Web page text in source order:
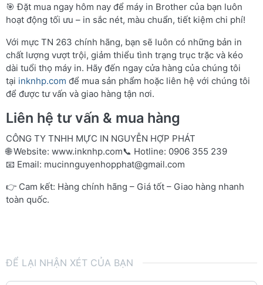
🎯 Đặt mua ngay hôm nay để máy in Brother của bạn luôn
hoạt động tối ưu – in sắc nét, màu chuẩn, tiết kiệm chi phí!
Với mực TN 263 chính hãng, bạn sẽ luôn có những bản in
chất lượng vượt trội, giảm thiểu tình trạng trục trặc và kéo
dài tuổi thọ máy in. Hãy đến ngay cửa hàng của chúng tôi
tại inknhp.com để mua sản phẩm hoặc liên hệ với chúng tôi
để được tư vấn và giao hàng tận nơi.
Liên hệ tư vấn & mua hàng
CÔNG TY TNHH MỰC IN NGUYỄN HỢP PHÁT
🌐 Website: www.inknhp.com📞 Hotline: 0906 355 239
📧 Email: mucinnguyenhopphat@gmail.com
👉 Cam kết: Hàng chính hãng – Giá tốt – Giao hàng nhanh
toàn quốc.
ĐỂ LẠI NHẬN XÉT CỦA BẠN